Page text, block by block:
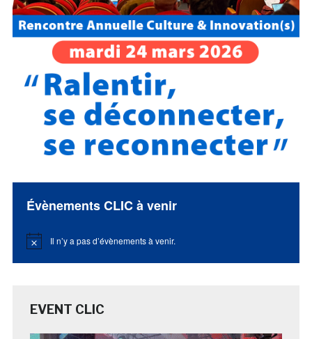
Évènements CLIC à venir
Notice Il n’y a pas d’évènements à venir.
EVENT CLIC